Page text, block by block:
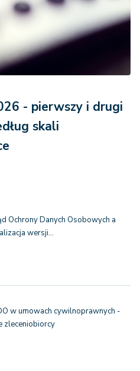
- pierwszy i drugi
skali
Ochrony Danych Osobowych a
wersji…
w umowach cywilnoprawnych -
zleceniobiorcy